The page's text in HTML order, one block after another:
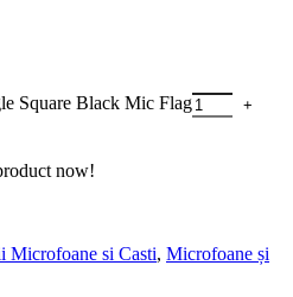
Square Black Mic Flag
now!
Microfoane si Casti, Microfoane și